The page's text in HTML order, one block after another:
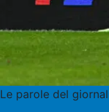
Le parole del